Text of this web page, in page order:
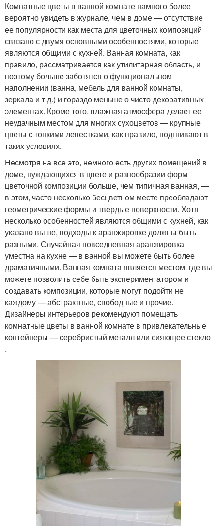
Комнатные цветы в ванной комнате намного более
вероятно увидеть в журнале, чем в доме — отсутствие
ее популярности как места для цветочных композиций
связано с двумя основными особенностями, которые
являются общими с кухней. Ванная комната, как
правило, рассматривается как утилитарная область, и
поэтому больше заботятся о функциональном
наполнении (ванна, мебель для ванной комнаты,
зеркала и т.д.) и гораздо меньше о чисто декоративных
элементах. Кроме того, влажная атмосфера делает ее
неудачным местом для многих сухоцветов — крупные
цветы с тонкими лепестками, как правило, подгнивают в
таких условиях.
Несмотря на все это, немного есть других помещений в
доме, нуждающихся в цвете и разнообразии форм
цветочной композиции больше, чем типичная ванная, —
в этом, часто несколько бесцветном месте преобладают
геометрические формы и твердые поверхности. Хотя
несколько особенностей являются общими с кухней, как
указано выше, подходы к аранжировке должны быть
разными. Случайная повседневная аранжировка
уместна на кухне — в ванной вы можете быть более
драматичными. Ванная комната является местом, где вы
можете позволить себе быть экспериментатором и
создавать композиции, которые могут подойти не
каждому — абстрактные, свободные и прочие.
Дизайнеры интерьеров рекомендуют помещать
комнатные цветы в ванной комнате в привлекательные
контейнеры — серебристый металл или сияющее стекло
.